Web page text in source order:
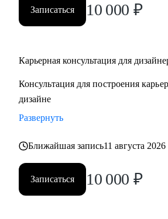
Записаться 10 000 ₽
Карьерная консультация для
Консультация для построения
дизайне
Развернуть
Ближайшая запись11 августа 2026
Записаться 10 000 ₽